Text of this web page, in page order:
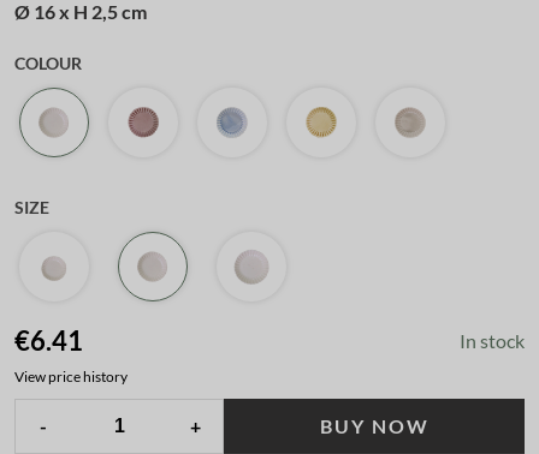
Ø 16 x H 2,5 cm
COLOUR
SIZE
€6.41 In stock
View price history
- + BUY NOW